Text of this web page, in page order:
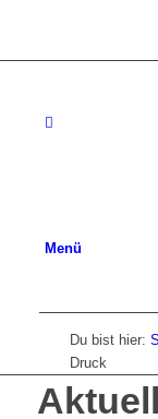
Menü
Du bist hier:
Druck